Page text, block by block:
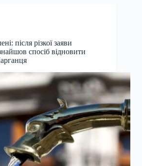
після різкої заяви
спосіб відновити